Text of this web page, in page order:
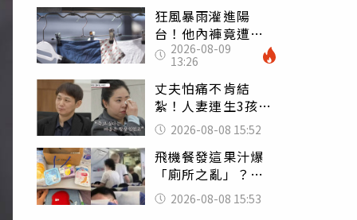
告示牌也帶回家
狂風暴雨灌進陽
台！他內褲竟遭颱
風吹走 陳世軒神
回1句笑翻上萬網友
2026-08-09
13:26
丈夫怕痛不肯結
紮！人妻連生3孩
控遭家暴淚喊：真
的好累
2026-08-08 15:52
飛機餐發這果汁爆
「廁所之亂」？乘
客崩潰：差點丟大
臉 醫揭3類人別亂
2026-08-08 15:53